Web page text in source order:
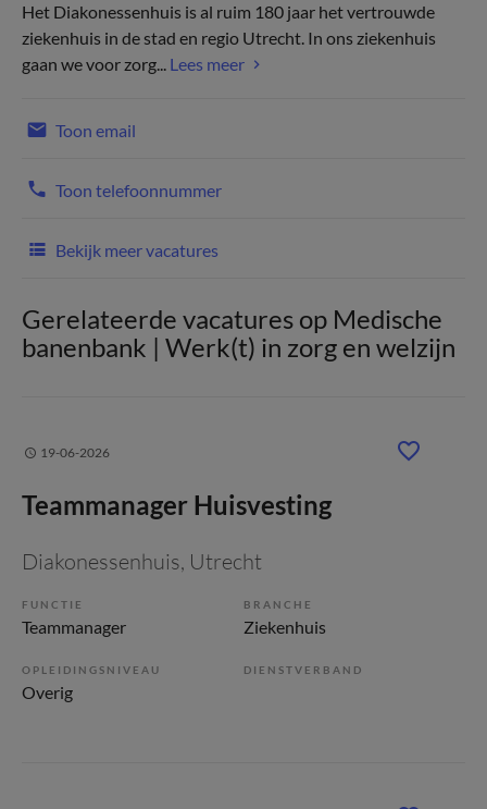
Het Diakonessenhuis is al ruim 180 jaar het vertrouwde
ziekenhuis in de stad en regio Utrecht. In ons ziekenhuis
gaan we voor zorg... Lees meer
Toon email
Toon telefoonnummer
Bekijk meer vacatures
Gerelateerde vacatures op Medische
banenbank | Werk(t) in zorg en welzijn
19-06-2026
Teammanager Huisvesting
Diakonessenhuis, Utrecht
FUNCTIE
Teammanager
BRANCHE
Ziekenhuis
OPLEIDINGSNIVEAU
Overig
DIENSTVERBAND